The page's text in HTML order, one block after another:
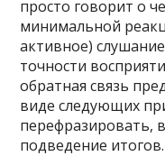
просто говорит о
минимальной
активное)
точности
обратная связь
виде следующих
перефразировать,
подведение итогов.